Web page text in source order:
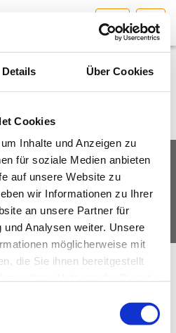
Details Über Cookies
Cookies
Inhalte und Anzeigen zu
für soziale Medien anbieten
auf unsere Website zu
wir Informationen zu Ihrer
an unsere Partner für
Analysen weiter. Unsere
möglicherweise mit
die Sie ihnen bereitgestellt
KTN
HOME
DATENSCHUTZ
Österreich